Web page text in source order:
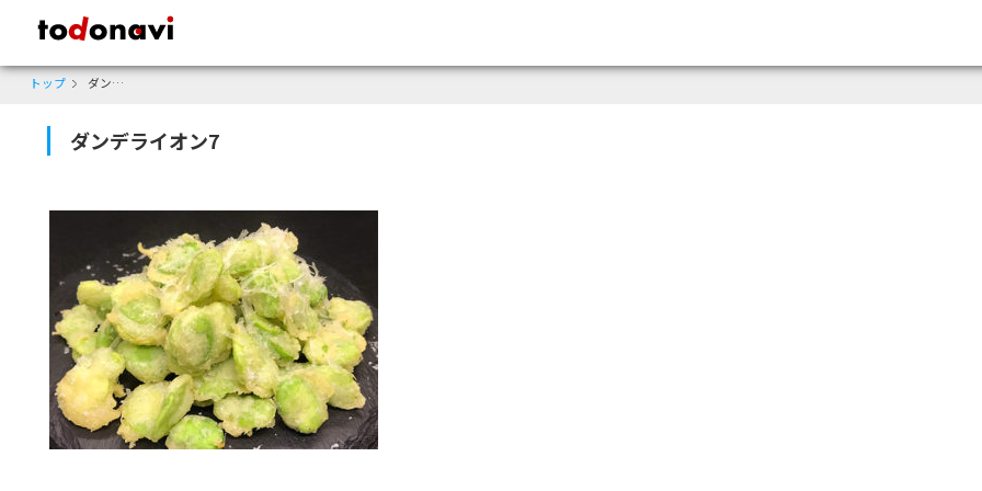
todonavi - 鹿児島のクーポンサイト、様々なジャンルのクーポンが見つかる
トップ ダンデライオン7
ダンデライオン7